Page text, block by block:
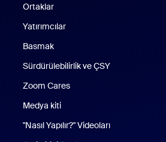
Ortaklar
Yatırımcılar
Basmak
Sürdürülebilirlik ve ÇSY
Zoom Cares
Medya kiti
"Nasıl Yapılır?" Videoları